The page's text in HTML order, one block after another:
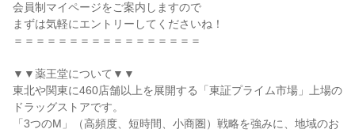
会員制マイページをご案内しますので
まずは気軽にエントリーしてくださいね！
＝＝＝＝＝＝＝＝＝＝＝＝＝＝＝＝＝
▼▼薬王堂について▼▼
東北や関東に460店舗以上を展開する「東証プライム市場」上場の
ドラッグストアです。
「3つのM」（高頻度、短時間、小商圏）戦略を強みに、地域のお